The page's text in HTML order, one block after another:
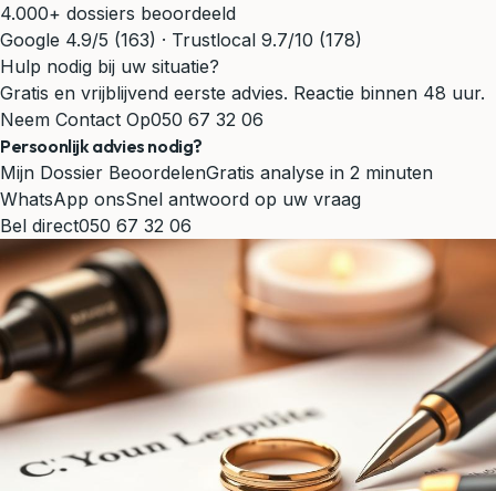
4.000+ dossiers beoordeeld
Google 4.9/5 (163) · Trustlocal 9.7/10 (178)
Hulp nodig bij uw situatie?
Gratis en vrijblijvend eerste advies. Reactie binnen 48 uur.
Neem Contact Op050 67 32 06
Persoonlijk advies nodig?
Mijn Dossier BeoordelenGratis analyse in 2 minuten
WhatsApp onsSnel antwoord op uw vraag
Bel direct050 67 32 06